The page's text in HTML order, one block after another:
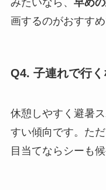
みたいなら、 早め
画するのがおすすめ
Q4. 子連れで行く
休憩しやすく避暑
すい傾向です。た
目当てならシーも